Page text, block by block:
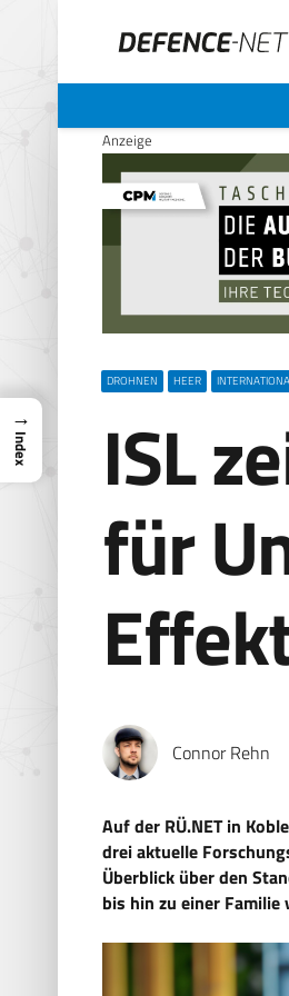
Anzeige
DROHNEN HEER
ISL
für
Connor Rehn
Auf der RÜ.NET in
drei aktuelle
Überblick über den
bis hin zu einer Familie
→
Index